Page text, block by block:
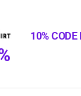
10%